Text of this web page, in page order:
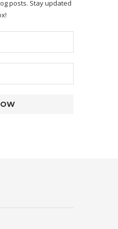
posts. Stay updated